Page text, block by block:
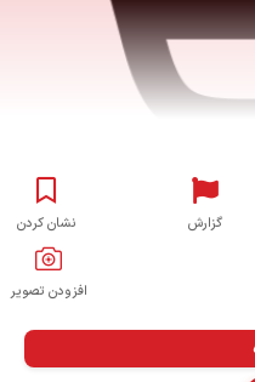
گزارش نشان کردن
افزودن تصویر